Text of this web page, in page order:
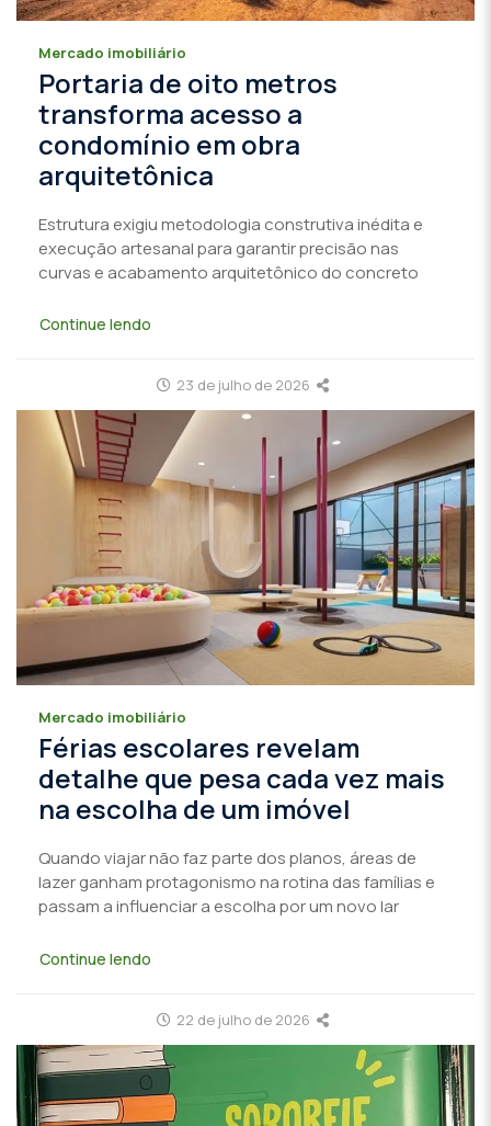
Mercado imobiliário
Portaria de oito metros
transforma acesso a
condomínio em obra
arquitetônica
Estrutura exigiu metodologia construtiva inédita e
execução artesanal para garantir precisão nas
curvas e acabamento arquitetônico do concreto
Continue lendo
23 de julho de 2026
Mercado imobiliário
Férias escolares revelam
detalhe que pesa cada vez mais
na escolha de um imóvel
Quando viajar não faz parte dos planos, áreas de
lazer ganham protagonismo na rotina das famílias e
passam a influenciar a escolha por um novo lar
Continue lendo
22 de julho de 2026